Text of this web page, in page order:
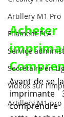
Artillery M1 Pro
Filament PLA
Service
Secrétaire en
Vidéos sur
Artillery M1 pro
Avant de se